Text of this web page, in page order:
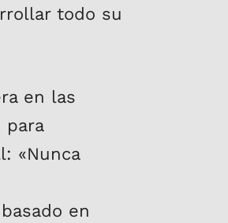
todo su
en las
para
«Nunca
en